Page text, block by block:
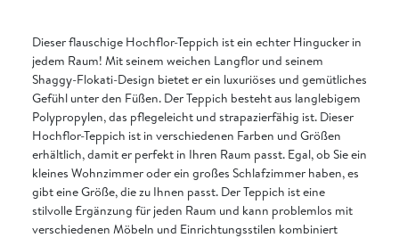
Dieser flauschige Hochflor-Teppich ist ein echter Hingucker in
jedem Raum! Mit seinem weichen Langflor und seinem
Shaggy-Flokati-Design bietet er ein luxuriöses und gemütliches
Gefühl unter den Füßen. Der Teppich besteht aus langlebigem
Polypropylen, das pflegeleicht und strapazierfähig ist. Dieser
Hochflor-Teppich ist in verschiedenen Farben und Größen
erhältlich, damit er perfekt in Ihren Raum passt. Egal, ob Sie ein
kleines Wohnzimmer oder ein großes Schlafzimmer haben, es
gibt eine Größe, die zu Ihnen passt. Der Teppich ist eine
stilvolle Ergänzung für jeden Raum und kann problemlos mit
verschiedenen Möbeln und Einrichtungsstilen kombiniert